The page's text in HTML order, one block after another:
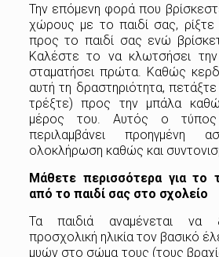
Την επόμενη φορά που
χώρους με το παιδί σας, ρίξτε
προς το παιδί σας ενώ
Καλέστε το να κλωτσήσει
σταματήσει πρώτα. Καθώς
αυτή τη δραστηριότητα,
τρέξτε) προς την μπάλα
μέρος του. Αυτός ο τύπος
περιλαμβάνει προηγμένη
ολοκλήρωση καθώς και
Μάθετε περισσότερα για το
από το παιδί σας στο σχολείο
Τα παιδιά αναμένεται να
προσχολική ηλικία τον βασικό
μυών στο σώμα τους (τους